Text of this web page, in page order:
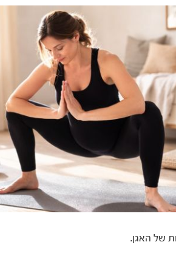
של האגן.